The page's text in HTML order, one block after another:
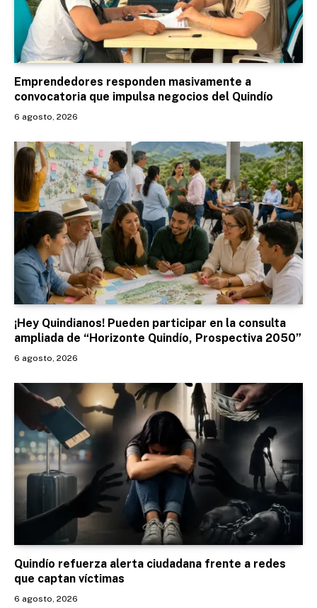
Emprendedores responden masivamente a
convocatoria que impulsa negocios del Quindío
6 agosto, 2026
¡Hey Quindianos! Pueden participar en la consulta
ampliada de “Horizonte Quindío, Prospectiva 2050”
6 agosto, 2026
Quindío refuerza alerta ciudadana frente a redes
que captan víctimas
6 agosto, 2026